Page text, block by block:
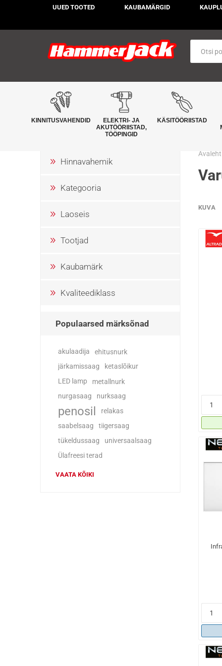
UUED TOOTED KAUBAMÄRGID
KINNITUSVAHENDID
ELEKTRI- JA
AKUTÖÖRIISTAD,
TÖÖPINGID
KÄSITÖÖRIISTAD
Avaleht
KUVA
Hinnavahemik
Kategooria
Laoseis
Tootjad
Kaubamärk
Kvaliteediklass
Populaarsed märksõnad
akulaadija ehitusnurk
järkamissaag
ketaslõikur
LED lamp
metallnurk
nurgasaag nurksaag
penosil
relakas
saabelsaag
tiigersaag
tükeldussaag
universaalsaag
Ülafreesi terad
VAATA KÕIKI